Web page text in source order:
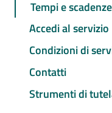
Tempi e scadenze
Accedi al servizio
Condizioni di
Contatti
Strumenti di